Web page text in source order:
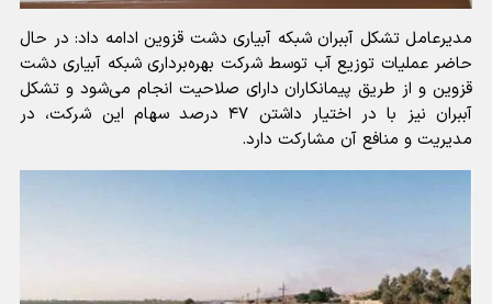
مدیرعامل تشکل آببران شبکه آبیاری دشت قزوین ادامه داد: در حال
حاضر عملیات توزیع آب توسط شرکت بهره‌برداری شبکه آبیاری دشت
قزوین و از طریق پیمانکاران دارای صلاحیت انجام می‌شود و تشکل
آببران نیز با در اختیار داشتن ۴۷ درصد سهام این شرکت، در
مدیریت و منافع آن مشارکت دارد.